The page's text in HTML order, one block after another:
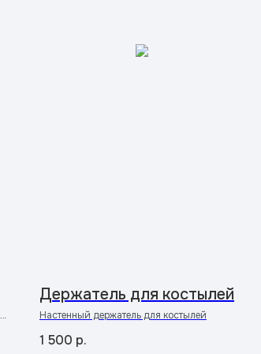
Держатель для костылей
Настенный держатель для костылей
1 500 р.